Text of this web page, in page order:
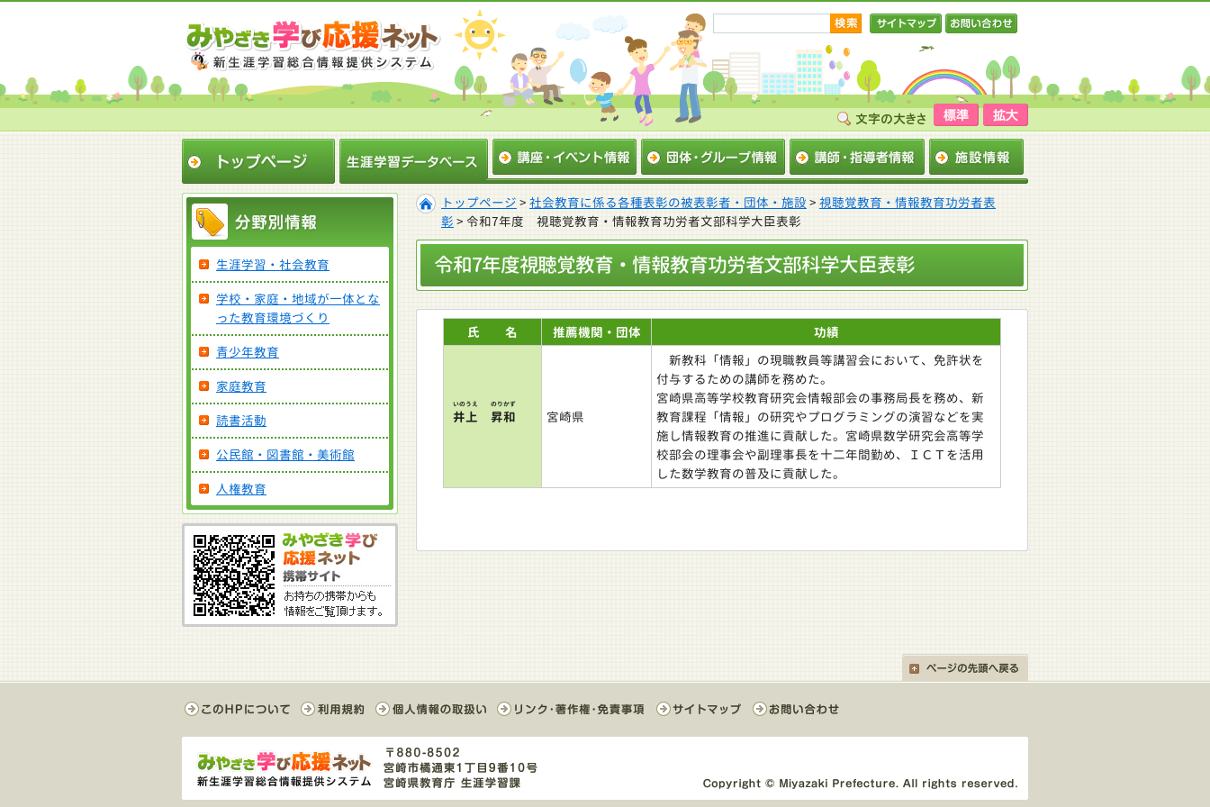
サイトマップ
トップページ > 社会教育に係る各種表彰の被表彰者・団体・施設 > 視聴覚教育・情報教育功労者表
彰 > 令和7年度 視聴覚教育・情報教育功労者文部科学大臣表彰
令和7年度視聴覚教育・情報教育功労者文部科学大臣表彰
氏 名 推薦機関・団体 功績
井上
いのうえ
昇和
のりかず
宮崎県
新教科「情報」の現職教員等講習会において、免許状を
付与するための講師を務めた。
宮崎県高等学校教育研究会情報部会の事務局長を務め、新
教育課程「情報」の研究やプログラミングの演習などを実
施し情報教育の推進に貢献した。宮崎県数学研究会高等学
校部会の理事会や副理事長を十二年間勤め、ＩＣＴを活用
した数学教育の普及に貢献した。
生涯学習・社会教育
学校・家庭・地域が一体とな
った教育環境づくり
青少年教育
家庭教育
読書活動
公民館・図書館・美術館
人権教育